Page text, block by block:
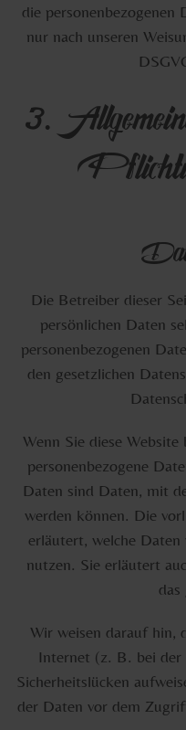
die personenbezogenen
nur nach unseren
3.
Die Betreiber dieser
persönlichen Daten
personenbezogenen
den gesetzlichen
Wenn Sie diese Website
personenbezogene
Daten sind Daten, mit
werden können. Die
erläutert, welche
nutzen. Sie erläutert
das
Wir weisen darauf hin,
Internet (z. B. bei
Sicherheitslücken
der Daten vor dem